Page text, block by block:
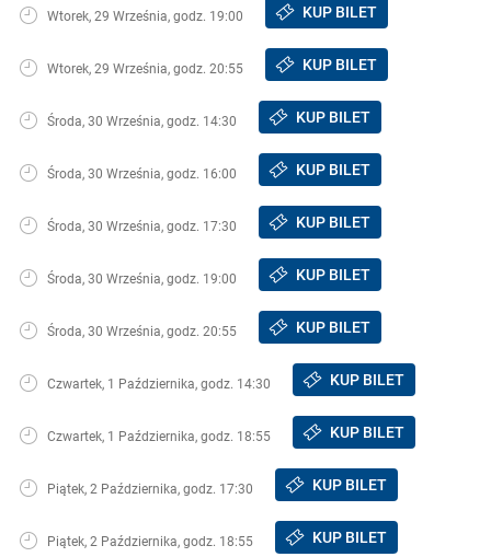
Wtorek, 29 Września, godz. 19:00 KUP BILET
Wtorek, 29 Września, godz. 20:55 KUP BILET
Środa, 30 Września, godz. 14:30 KUP BILET
Środa, 30 Września, godz. 16:00 KUP BILET
Środa, 30 Września, godz. 17:30 KUP BILET
Środa, 30 Września, godz. 19:00 KUP BILET
Środa, 30 Września, godz. 20:55 KUP BILET
Czwartek, 1 Października, godz. 14:30 KUP BILET
Czwartek, 1 Października, godz. 18:55 KUP BILET
Piątek, 2 Października, godz. 17:30 KUP BILET
Piątek, 2 Października, godz. 18:55 KUP BILET